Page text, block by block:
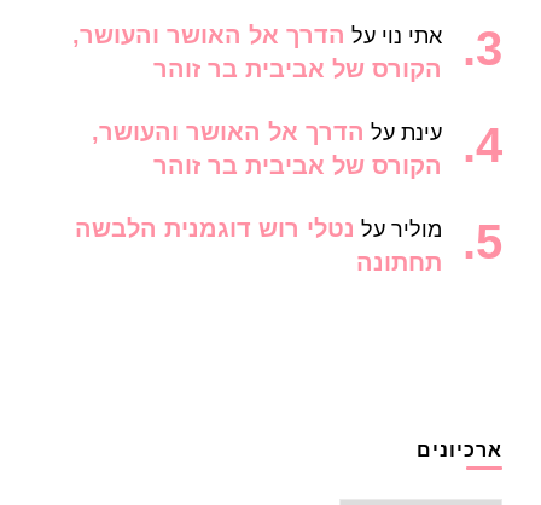
אתי נוי על הדרך אל האושר והעושר,
הקורס של אביבית בר זוהר
עינת על הדרך אל האושר והעושר,
הקורס של אביבית בר זוהר
מוליר על נטלי רוש דוגמנית הלבשה
תחתונה
ארכיונים